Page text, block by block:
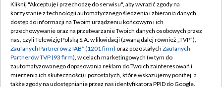
TVP
Abonament TVP
Emisja w TVP
Centrum informacji TVP
Naziemna Telewizja Cyfrowa
Regulamin TVP
Polityka prywatności
Moje zgody
Pomoc
Kliknij "Akceptuję i przechodzę do serwisu", aby wyrazić zgody na
korzystanie z technologii automatycznego śledzenia i zbierania danych,
dostęp do informacji na Twoim urządzeniu końcowym i ich
przechowywanie oraz na przetwarzanie Twoich danych osobowych przez
nas, czyli Telewizję Polską S.A. w likwidacji (zwaną dalej również „TVP”),
Zaufanych Partnerów z IAB* (1201 firm) oraz pozostałych Zaufanych
Partnerów TVP (93 firm), w celach marketingowych (w tym do
zautomatyzowanego dopasowania reklam do Twoich zainteresowań i
mierzenia ich skuteczności) i pozostałych, które wskazujemy poniżej, a
także zgody na udostępnianie przez nas identyfikatora PPID do Google.